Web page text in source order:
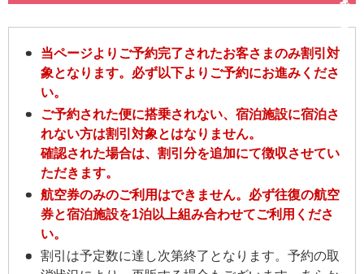
当ページよりご予約完了されたお客さまのみ割引対
象となります。必ず以下よりご予約にお進みくださ
い。
ご予約された便に搭乗されない、宿泊施設に宿泊さ
れない方は割引対象とはなりません。
確認された場合は、割引分を追加にて徴収させてい
ただきます。
航空券のみのご利用はできません。必ず往復の航空
券と宿泊施設を1泊以上組み合わせてご利用くださ
い。
割引は予定数に達し次第終了となります。予約の取